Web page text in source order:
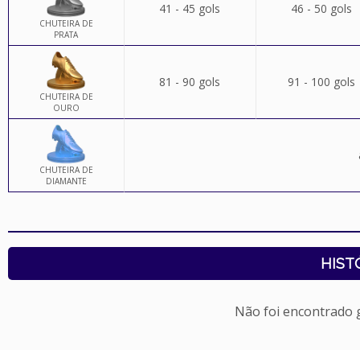
CHUTEIRA DE
PRATA
41 - 45 gols 46 - 50 gols
CHUTEIRA DE
OURO
81 - 90 gols 91 - 100 gols
CHUTEIRA DE
DIAMANTE
Não foi encontrado